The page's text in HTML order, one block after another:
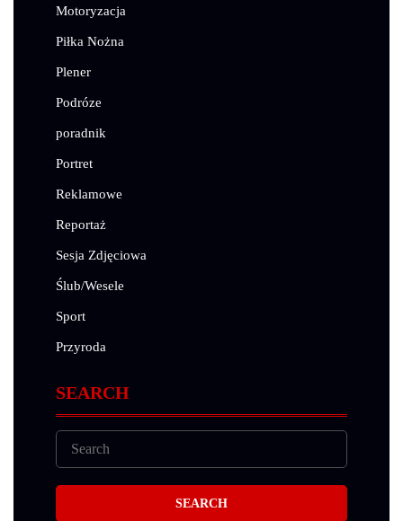
Motoryzacja
Piłka Nożna
Plener
Podróze
poradnik
Portret
Reklamowe
Reportaż
Sesja Zdjęciowa
Ślub/Wesele
Sport
Przyroda
SEARCH